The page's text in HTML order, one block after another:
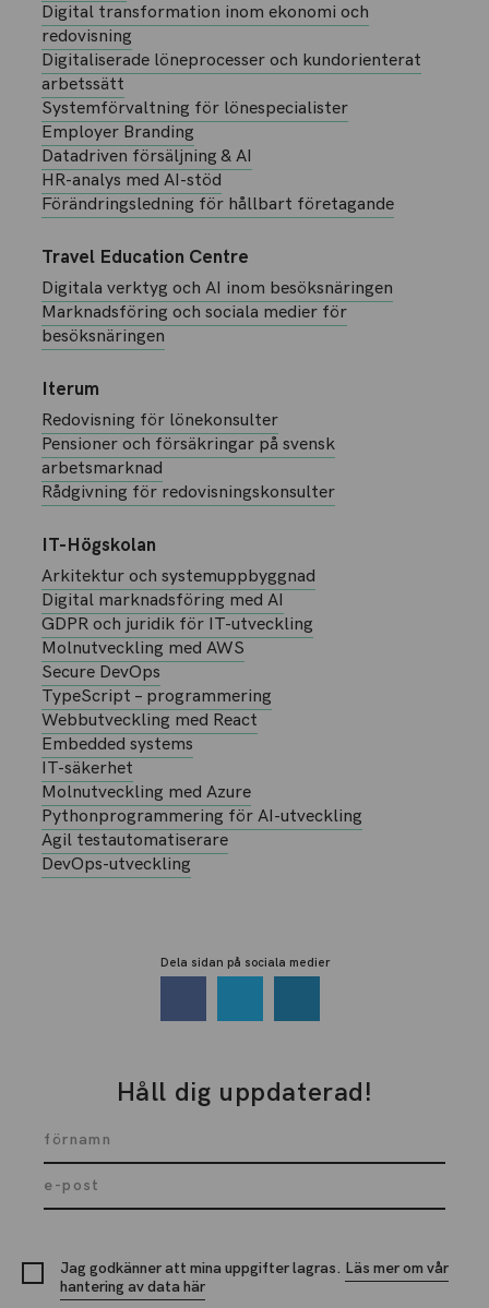
Digital transformation inom ekonomi och
redovisning
Digitaliserade löneprocesser och kundorienterat
arbetssätt
Systemförvaltning för lönespecialister
Employer Branding
Datadriven försäljning & AI
HR-analys med AI-stöd
Förändringsledning för hållbart företagande
Travel Education Centre
Digitala verktyg och AI inom besöksnäringen
Marknadsföring och sociala medier för
besöksnäringen
Iterum
Redovisning för lönekonsulter
Pensioner och försäkringar på svensk
arbetsmarknad
Rådgivning för redovisningskonsulter
IT-Högskolan
Arkitektur och systemuppbyggnad
Digital marknadsföring med AI
GDPR och juridik för IT-utveckling
Molnutveckling med AWS
Secure DevOps
TypeScript – programmering
Webbutveckling med React
Embedded systems
IT-säkerhet
Molnutveckling med Azure
Pythonprogrammering för AI-utveckling
Agil testautomatiserare
DevOps-utveckling
Dela sidan på sociala medier
Håll dig uppdaterad!
Jag godkänner att mina uppgifter lagras. Läs mer om vår
hantering av data här